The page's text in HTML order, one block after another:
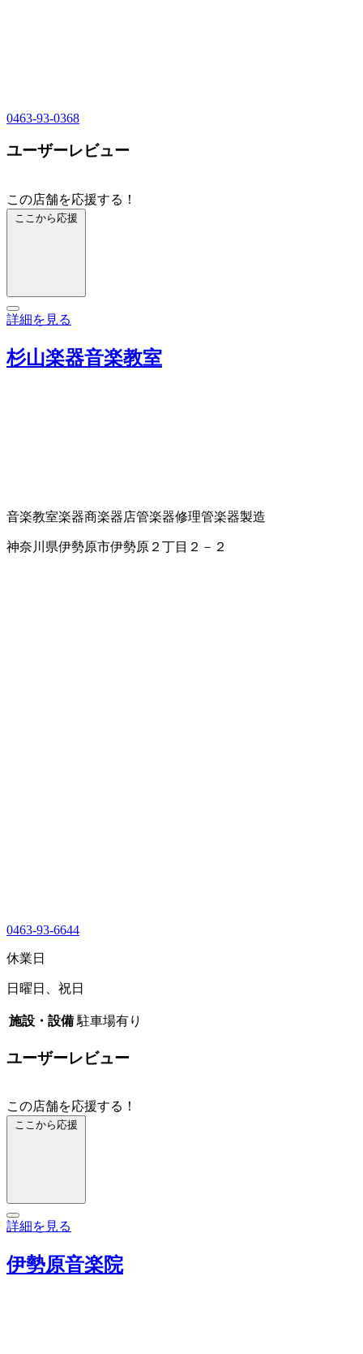
0463-93-0368
ユーザーレビュー
この店舗を応援する！
ここから応援
詳細を見る
杉山楽器音楽教室
音楽教室楽器商楽器店管楽器修理管楽器製造
神奈川県伊勢原市伊勢原２丁目２－２
0463-93-6644
休業日
日曜日、祝日
施設・設備 駐車場有り
ユーザーレビュー
この店舗を応援する！
ここから応援
詳細を見る
伊勢原音楽院